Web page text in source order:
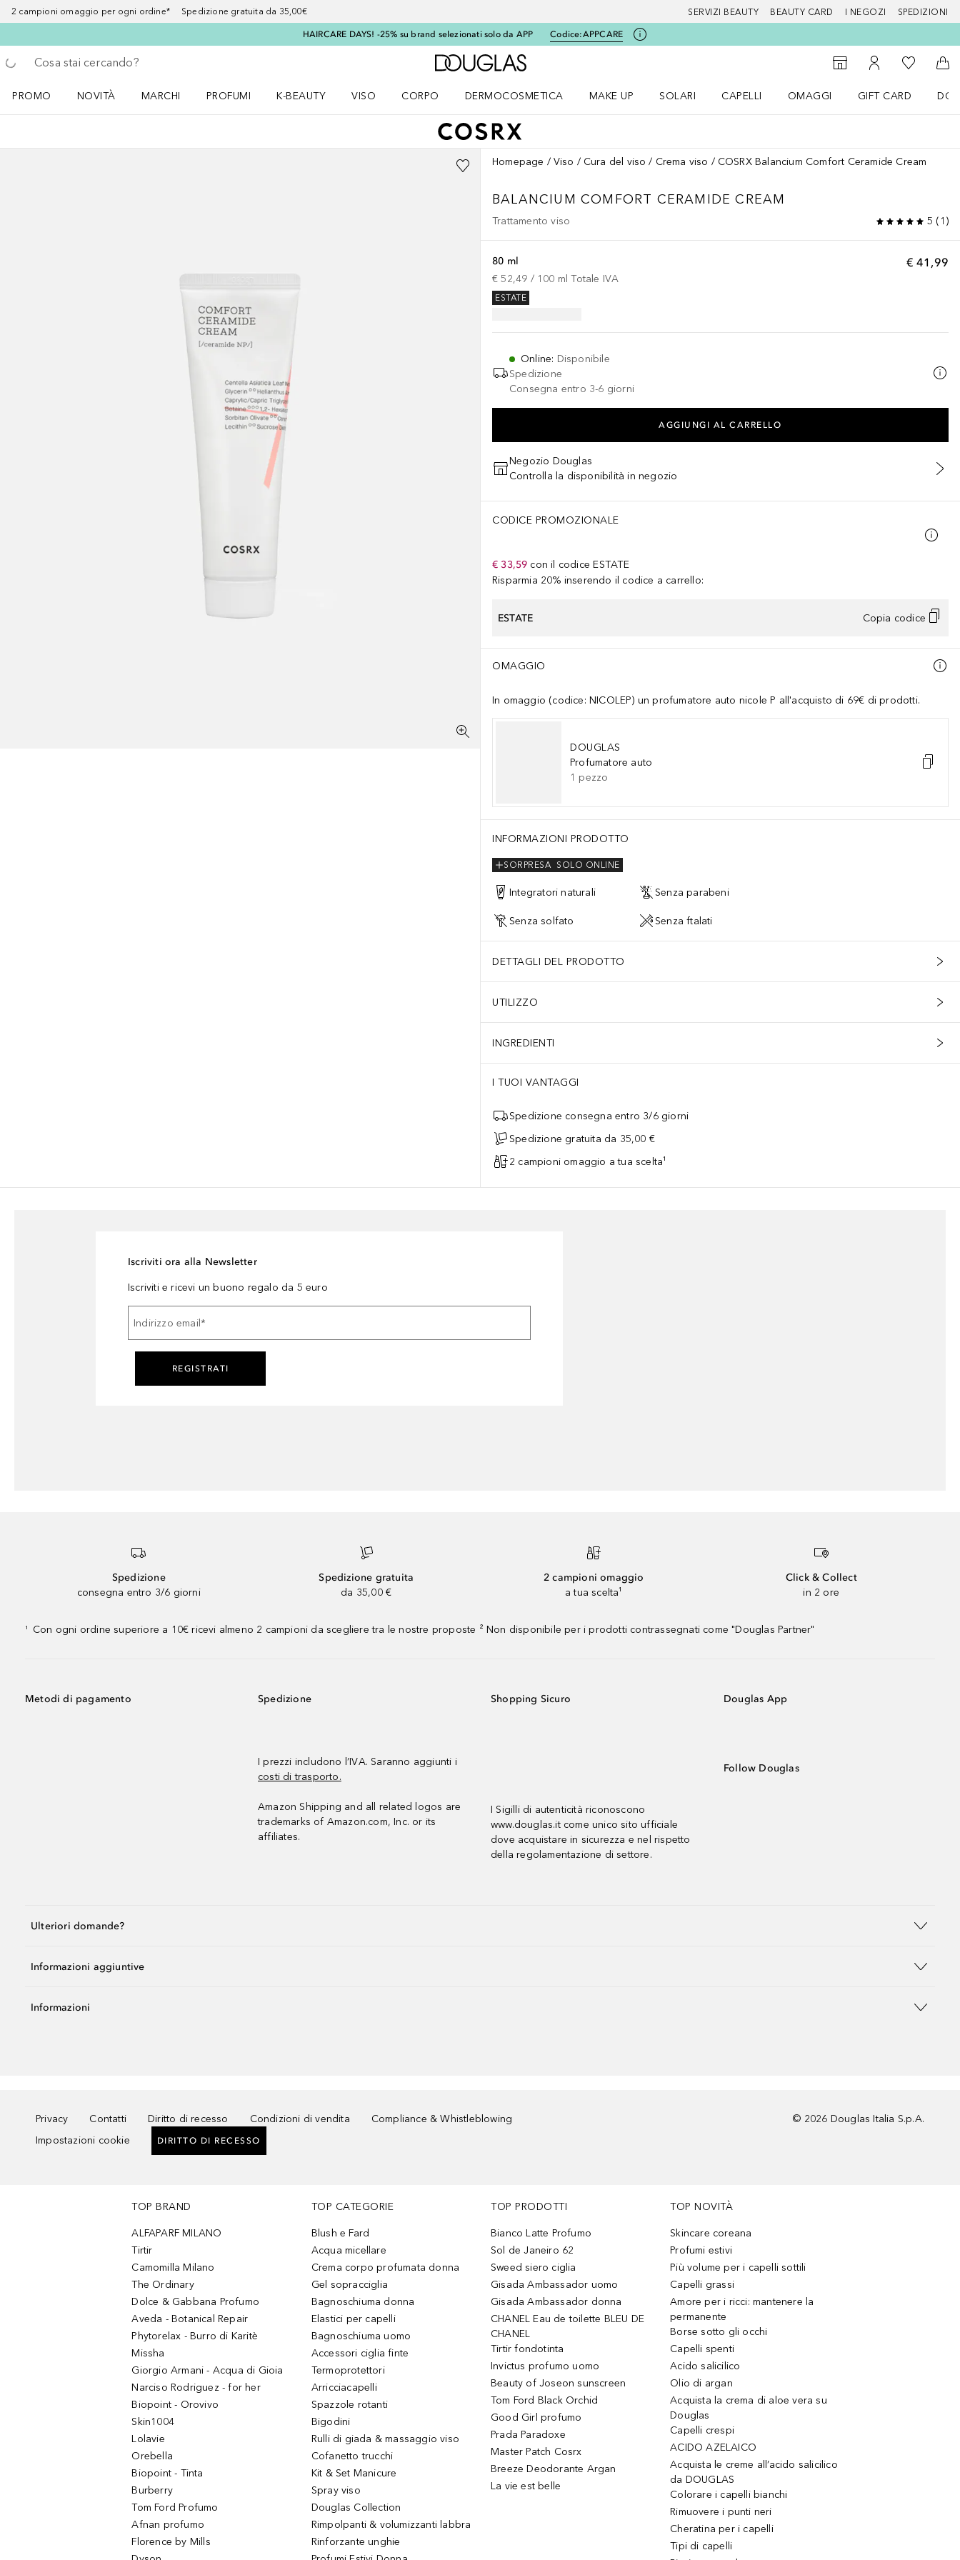
2 campioni omaggio per ogni ordine* Spedizione gratuita da 35,00€ SERVIZI BEAUTY BEAUTY CARD I NEGOZI SPEDIZIONI
HAIRCARE DAYS! -25% su brand selezionati solo da APP Codice:APPCARE
Torna indietro
Esegui ricerca
A Douglas Home
StorefinderAl Mio Account
Alla Mia
Al
PROMO
NOVITÀ
MARCHI
PROFUMI
K-BEAUTY
VISO
CORPO
DERMOCOSMETICA
MAKE UP
SOLARI
CAPELLI
OMAGGI
GIFT CARD
Homepage Viso Cura del viso Crema viso COSRX Balancium Comfort Ceramide Cream
BALANCIUM COMFORT CERAMIDE CREAM
Trattamento viso 5 ( 1 )
€ 41,99
80 ml
€ 52,49 / 100 ml Totale IVA
ESTATE
Online: Disponibile
Spedizione
Consegna entro 3-6 giorni
AGGIUNGI AL CARRELLO
Negozio Douglas
Controlla la disponibilità in negozio
CODICE PROMOZIONALE
€ 33,59 con il codice ESTATE
Risparmia 20% inserendo il codice a carrello:
ESTATE Copia codice
OMAGGIO
In omaggio (codice: NICOLEP) un profumatore auto nicole P all'acquisto di 69€ di prodotti.
DOUGLAS
Profumatore auto
1 pezzo
INFORMAZIONI PRODOTTO
SOLO ONLINE
SORPRESA
Integratori naturali Senza parabeni
Senza solfato Senza ftalati
DETTAGLI DEL PRODOTTO
UTILIZZO
INGREDIENTI
I TUOI VANTAGGI
Spedizione consegna entro 3/6 giorni
Spedizione gratuita da 35,00 €
2 campioni omaggio a tua scelta¹
Iscriviti ora alla Newsletter
Iscriviti e ricevi un buono regalo da 5 euro
Indirizzo email *
REGISTRATI
Spedizione
consegna entro 3/6 giorni
Spedizione gratuita
da 35,00 €
2 campioni omaggio
a tua scelta¹
Click & Collect
in 2 ore
¹ Con ogni ordine superiore a 10€ ricevi almeno 2 campioni da scegliere tra le nostre proposte ² Non disponibile per i prodotti contrassegnati come "Douglas Partner"
Metodi di pagamento Spedizione
I prezzi includono l’IVA. Saranno aggiunti i
costi di trasporto.
Amazon Shipping and all related logos are
trademarks of Amazon.com, Inc. or its
affiliates.
Shopping Sicuro
I Sigilli di autenticità riconoscono
www.douglas.it come unico sito ufficiale
dove acquistare in sicurezza e nel rispetto
della regolamentazione di settore.
Douglas App
Follow Douglas
Ulteriori domande?
Informazioni aggiuntive
Informazioni
Privacy Contatti Diritto di recesso Condizioni di vendita
Compliance & Whistleblowing
Impostazioni cookie
DIRITTO DI RECESSO
© 2026 Douglas Italia S.p.A.
TOP BRAND
ALFAPARF MILANO
Tirtir
Camomilla Milano
The Ordinary
Dolce & Gabbana Profumo
Aveda - Botanical Repair
Phytorelax - Burro di Karitè
Missha
Giorgio Armani - Acqua di Gioia
Narciso Rodriguez - for her
Biopoint - Orovivo
Skin1004
Lolavie
Orebella
Biopoint - Tinta
Burberry
Tom Ford Profumo
Afnan profumo
Florence by Mills
TOP CATEGORIE
Blush e Fard
Acqua micellare
Crema corpo profumata donna
Gel sopracciglia
Bagnoschiuma donna
Elastici per capelli
Bagnoschiuma uomo
Accessori ciglia finte
Termoprotettori
Arricciacapelli
Spazzole rotanti
Bigodini
Rulli di giada & massaggio viso
Cofanetto trucchi
Kit & Set Manicure
Spray viso
Douglas Collection
Rimpolpanti & volumizzanti labbra
Rinforzante unghie
TOP PRODOTTI
Bianco Latte Profumo
Sol de Janeiro 62
Sweed siero ciglia
Gisada Ambassador uomo
Gisada Ambassador donna
CHANEL Eau de toilette BLEU DE
CHANEL
Tirtir fondotinta
Invictus profumo uomo
Beauty of Joseon sunscreen
Tom Ford Black Orchid
Good Girl profumo
Prada Paradoxe
Master Patch Cosrx
Breeze Deodorante Argan
La vie est belle
TOP NOVITÀ
Skincare coreana
Profumi estivi
Più volume per i capelli sottili
Capelli grassi
Amore per i ricci: mantenere la
permanente
Borse sotto gli occhi
Capelli spenti
Acido salicilico
Olio di argan
Acquista la crema di aloe vera su
Douglas
Capelli crespi
ACIDO AZELAICO
Acquista le creme all’acido salicilico
da DOUGLAS
Colorare i capelli bianchi
Rimuovere i punti neri
Cheratina per i capelli
Tipi di capelli